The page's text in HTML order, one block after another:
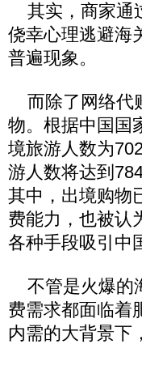
其实，商家通
侥幸心理逃避海
普遍现象。
而除了网络代
物。根据中国国
境旅游人数为
游人数将达到
其中，出境购物
费能力，也被认
各种手段吸引中
不管是火爆的
费需求都面临着
内需的大背景下